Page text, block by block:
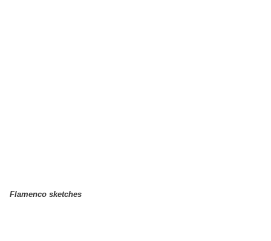
Flamenco sketches